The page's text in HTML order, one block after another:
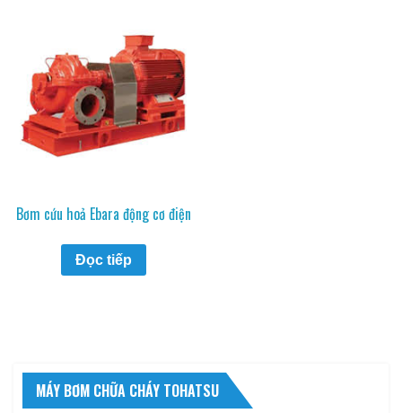
Bơm cứu hoả Ebara động cơ điện
Đọc tiếp
MÁY BƠM CHỮA CHÁY TOHATSU